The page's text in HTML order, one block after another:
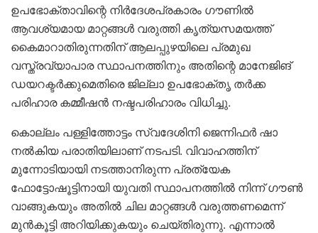
ഉപഭോക്താവിന്റെ നിർദേശപ്രകാരം ഗൗണിൽ
ആവശ്യമായ മാറ്റങ്ങൾ വരുത്തി കൃത്യസമയത്ത്
കൈമാറാതിരുന്നതിന് ആലപ്പുഴയിലെ പ്രമുഖ
വസ്ത്രവ്യാപാര സ്ഥാപനത്തിനും അതിന്റെ മാനേജിങ്
ഡയറക്ടർക്കുമെതിരെ ജില്ലാ ഉപഭോക്തൃ തർക്ക
പരിഹാര കമ്മീഷൻ നഷ്ടപരിഹാരം വിധിച്ചു.
കൊല്ലം പള്ളിത്തോട്ടം സ്വദേശിനി ജെന്നിഫർ ഷാ
നൽകിയ പരാതിയിലാണ് നടപടി. വിവാഹത്തിന്
മുന്നോടിയായി നടത്താനിരുന്ന പ്രത്യേക
ഫോട്ടോഷൂട്ടിനായി യുവതി സ്ഥാപനത്തിൽ നിന്ന് ഗൗൺ
വാങ്ങുകയും അതിൽ ചില മാറ്റങ്ങൾ വരുത്തണമെന്ന്
മുൻകൂട്ടി അറിയിക്കുകയും ചെയ്തിരുന്നു. എന്നാൽ